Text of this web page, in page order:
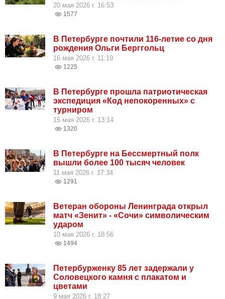
20 мая 2026 г. 16:53
1577
В Петербурге почтили 116-летие со дня
рождения Ольги Берггольц
16 мая 2026 г. 11:19
1225
В Петербурге прошла патриотическая
экспедиция «Код непокоренных» с
турниром
15 мая 2026 г. 13:14
1320
В Петербурге на Бессмертный полк
вышли более 100 тысяч человек
11 мая 2026 г. 17:34
1291
Ветеран обороны Ленинграда открыл
матч «Зенит» - «Сочи» символическим
ударом
10 мая 2026 г. 18:56
1494
Петербурженку 85 лет задержали у
Соловецкого камня с плакатом и
цветами
9 мая 2026 г. 18:27